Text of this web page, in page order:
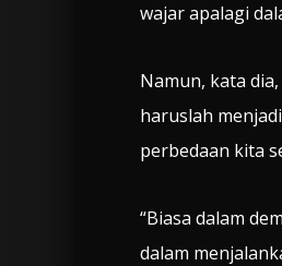
wajar apalagi
Namun, kata
haruslah
perbedaan kita
“Biasa dalam
dalam